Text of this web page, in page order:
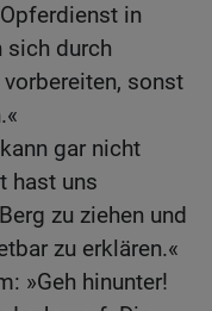
in
sich durch
sonst
gar nicht
hast uns
zu ziehen und
zu erklären.«
»Geh hinunter!